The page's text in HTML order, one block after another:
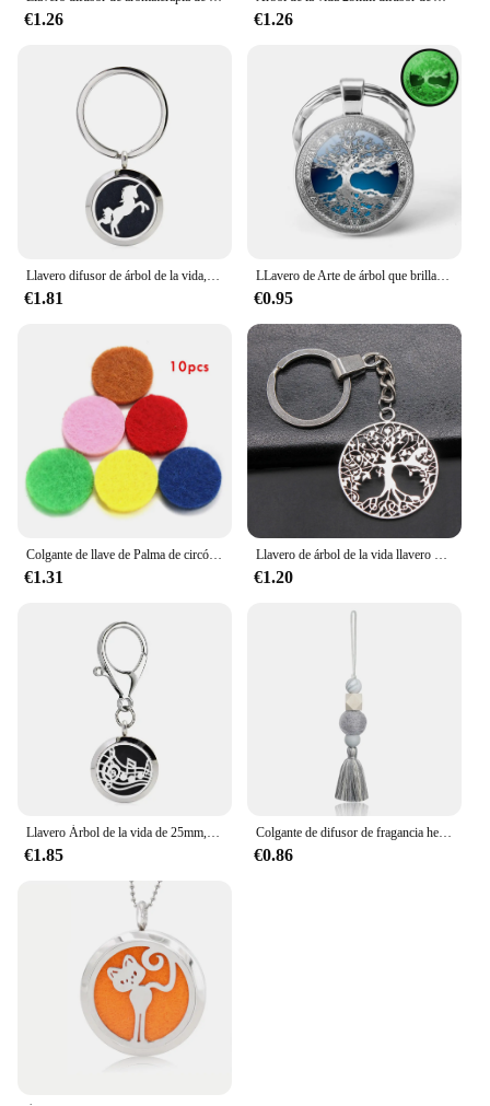
€1.26 €1.26
€1.81
LLavero de Arte de árbol que brilla en la oscuridad, joyería luminosa hecha a mano, llavero de Metal, regalos de navidad
€0.95
€1.31 €1.20
Llavero Árbol de la vida de 25mm, joyería de acero inoxidable, difusor, medallón, llavero de aceite esencial, 10 piezas, almohadillas de regalo
€1.85
Colgante de difusor de fragancia hecho a mano, cuentas de madera exquisitas, Bola de fieltro, aromaterapia para coche, haya, K5096, nuevo
€0.86